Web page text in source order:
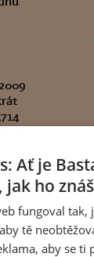
OD
Ať je
jak ho znáš
fungoval tak,
tě
aby se ti